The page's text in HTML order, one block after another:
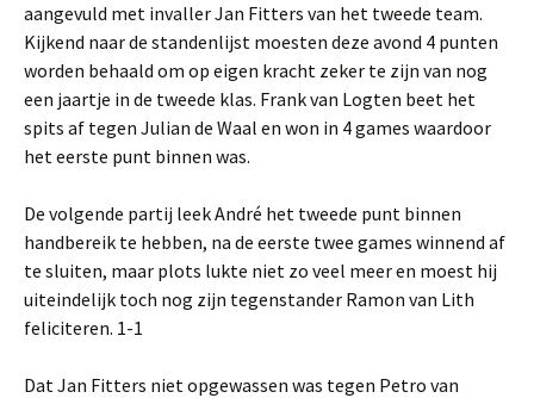
aangevuld met invaller Jan Fitters van het tweede team.
Kijkend naar de standenlijst moesten deze avond 4 punten
worden behaald om op eigen kracht zeker te zijn van nog
een jaartje in de tweede klas. Frank van Logten beet het
spits af tegen Julian de Waal en won in 4 games waardoor
het eerste punt binnen was.
De volgende partij leek André het tweede punt binnen
handbereik te hebben, na de eerste twee games winnend af
te sluiten, maar plots lukte niet zo veel meer en moest hij
uiteindelijk toch nog zijn tegenstander Ramon van Lith
feliciteren. 1-1
Dat Jan Fitters niet opgewassen was tegen Petro van